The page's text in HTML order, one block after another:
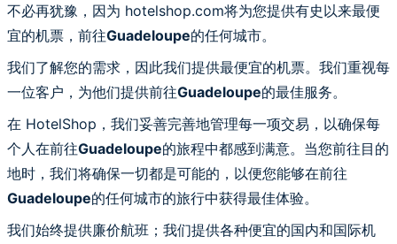
不必再犹豫，因为 hotelshop.com将为您提供有史以来最便
宜的机票，前往Guadeloupe的任何城市。
我们了解您的需求，因此我们提供最便宜的机票。我们重视每
一位客户，为他们提供前往Guadeloupe的最佳服务。
在 HotelShop，我们妥善完善地管理每一项交易，以确保每
个人在前往Guadeloupe的旅程中都感到满意。当您前往目的
地时，我们将确保一切都是可能的，以便您能够在前往
Guadeloupe的任何城市的旅行中获得最佳体验。
我们始终提供廉价航班；我们提供各种便宜的国内和国际机